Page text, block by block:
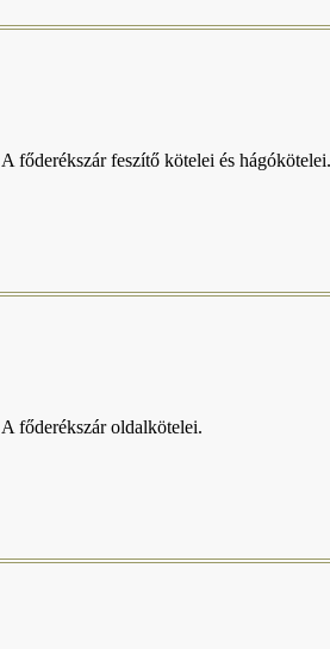
A főderékszár feszítő kötelei és hágókötelei.
A főderékszár oldalkötelei.